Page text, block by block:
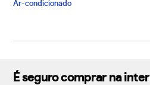
Ar-condicionado
É seguro comprar na